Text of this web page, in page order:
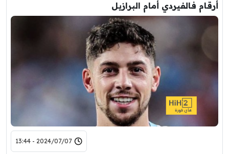
أرقام فالفيردي أمام البرازيل
2024/07/07 - 13:44